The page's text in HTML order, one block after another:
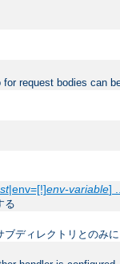
request bodies can
|env=[!]env-variable]
る
ディレクトリとのみ